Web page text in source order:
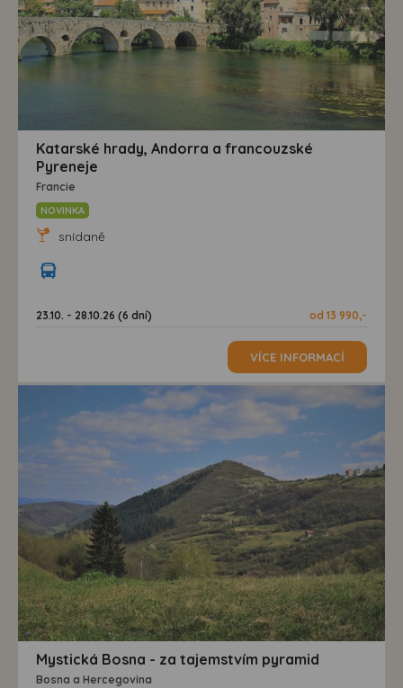
Katarské hrady, Andorra a francouzské
Pyreneje
Francie
NOVINKA
snídaně
23.10. - 28.10.26 (6 dní) od 13 990,-
VÍCE INFORMACÍ
Mystická Bosna - za tajemstvím pyramid
Bosna a Hercegovina